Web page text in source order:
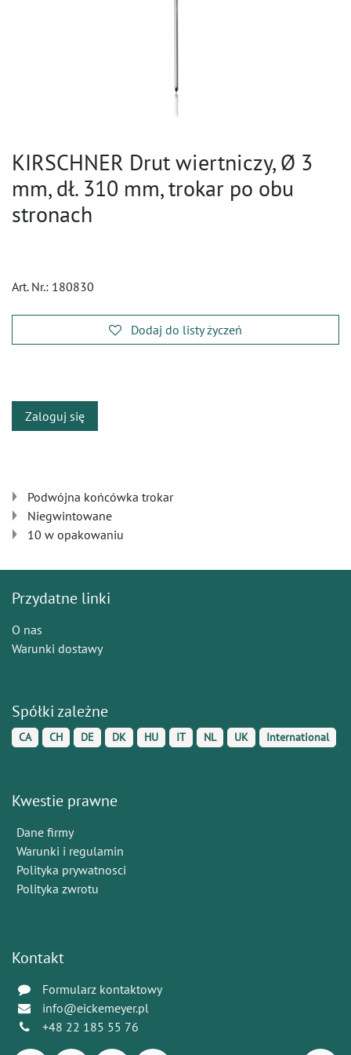
KIRSCHNER Drut wiertniczy, Ø 3
mm, dł. 310 mm, trokar po obu
stronach
Art. Nr.: 180830
Dodaj do listy życzeń
Zaloguj się
Podwójna końcówka trokar
Niegwintowane
10 w opakowaniu
Przydatne linki
O nas
Warunki dostawy
Spółki zależne
CA CH DE DK HU IT NL UK International
Kwestie prawne
Dane firmy
Warunki i regulamin
Polityka prywatnosci
Polityka zwrotu
Kontakt
Formularz kontaktowy
info@eickemeyer.pl
+48 22 185 55 76